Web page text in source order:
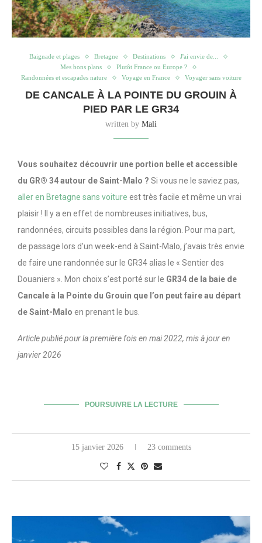
Baignade et plages Bretagne Destinations
J'ai envie de...
Mes bons plans
Plutôt France ou Europe ?
Randonnées et escapades nature
Voyage en France Voyager sans voiture
DE CANCALE À LA POINTE DU GROUIN À
PIED PAR LE GR34
written by Mali
Vous souhaitez découvrir une portion belle et accessible
du GR® 34autour de Saint-Malo ? Si vous ne le saviez pas,
aller en Bretagne sans voiture est très facile et même un vrai
plaisir ! Il y a en effet de nombreuses initiatives, bus,
randonnées, circuits possibles dans la région. Pour ma part,
de passage lors d’un week-end à Saint-Malo, j’avais très envie
de faire une randonnée sur le GR34 alias le « Sentier des
Douaniers ». Mon choix s’est porté sur le GR34 de la baie de
Cancale à la Pointe du Grouin que l’on peut faire au départ
de Saint-Malo en prenant le bus.
Article publié pour la première fois en mai 2022, mis à jour en
janvier 2026
POURSUIVRE LA LECTURE
15 janvier 2026 23 comments